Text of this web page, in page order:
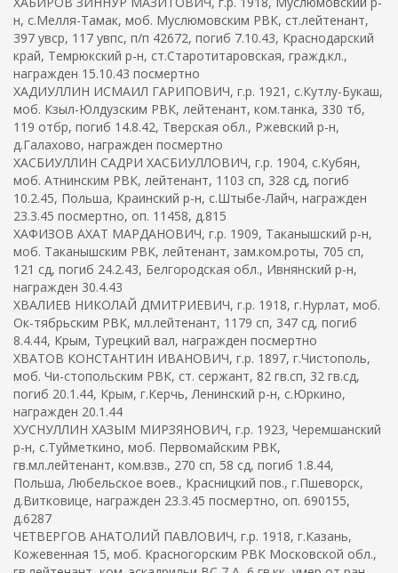
н, с.Мелля-Тамак, моб. Муслюмовским РВК, ст.лейтенант,
397 увср, 117 увпс, п/п 42672, погиб 7.10.43, Краснодарский
край, Темрюкский р-н, ст.Старотитаровская, гражд.кл.,
награжден 15.10.43 посмертно
ХАДИУЛЛИН ИСМАИЛ ГАРИПОВИЧ, г.р. 1921, с.Кутлу-Букаш,
моб. Кзыл-Юлдузским РВК, лейтенант, ком.танка, 330 тб,
119 отбр, погиб 14.8.42, Тверская обл., Ржевский р-н,
д.Галахово, награжден посмертно
ХАСБИУЛЛИН САДРИ ХАСБИУЛЛОВИЧ, г.р. 1904, с.Кубян,
моб. Атнинским РВК, лейтенант, 1103 сп, 328 сд, погиб
10.2.45, Польша, Краинский р-н, с.Штыбе-Лайч, награжден
23.3.45 посмертно, оп. 11458, д.815
ХАФИЗОВ АХАТ МАРДАНОВИЧ, г.р. 1909, Таканышский р-н,
моб. Таканышским РВК, лейтенант, зам.ком.роты, 705 сп,
121 сд, погиб 24.2.43, Белгородская обл., Ивнянский р-н,
награжден 30.4.43
ХВАЛИЕВ НИКОЛАЙ ДМИТРИЕВИЧ, г.р. 1918, г.Нурлат, моб.
Ок-тябрьским РВК, мл.лейтенант, 1179 сп, 347 сд, погиб
8.4.44, Крым, Турецкий вал, награжден посмертно
ХВАТОВ КОНСТАНТИН ИВАНОВИЧ, г.р. 1897, г.Чистополь,
моб. Чи-стопольским РВК, ст. сержант, 82 гв.сп, 32 гв.сд,
погиб 20.1.44, Крым, г.Керчь, Ленинский р-н, с.Юркино,
награжден 20.1.44
ХУСНУЛЛИН ХАЗЫМ МИРЗЯНОВИЧ, г.р. 1923, Черемшанский
р-н, с.Туйметкино, моб. Первомайским РВК,
гв.мл.лейтенант, ком.взв., 270 сп, 58 сд, погиб 1.8.44,
Польша, Любельское воев., Красницкий пов., г.Пшеворск,
д.Витковице, награжден 23.3.45 посмертно, оп. 690155,
д.6287
ЧЕТВЕРГОВ АНАТОЛИЙ ПАВЛОВИЧ, г.р. 1918, г.Казань,
Кожевенная 15, моб. Красногорским РВК Московской обл.,